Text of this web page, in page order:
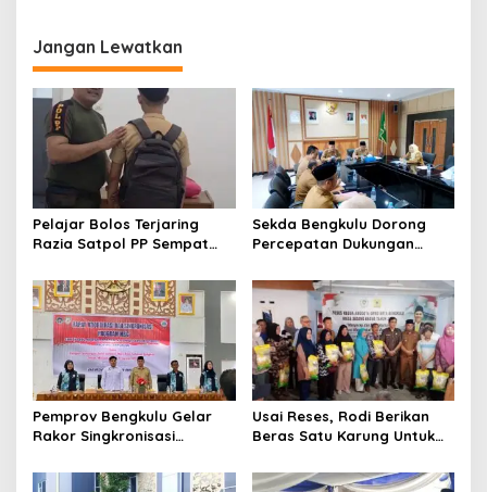
Jangan Lewatkan
Pelajar Bolos Terjaring
Razia Satpol PP Sempat
Sekda Bengkulu Dorong
Percepatan Dukungan
Pembangunan TPST
Regional
Pemprov Bengkulu Gelar
Rakor Singkronisasi
Gratis
Usai Reses, Rodi Berikan
Beras Satu Karung Untuk